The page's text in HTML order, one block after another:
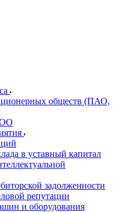
обществ (ПАО,
в уставный капитал
задолженности
репутации
и оборудования